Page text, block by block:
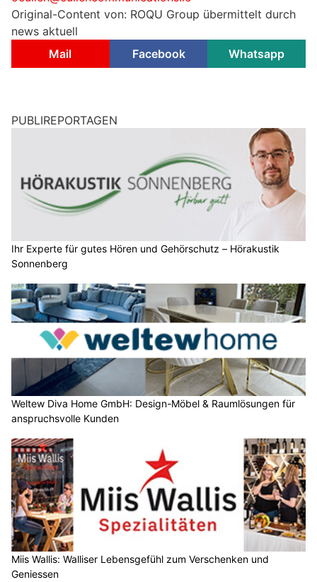
Original-Content von: ROQU Group übermittelt durch
news aktuell
Mail
Facebook Whatsapp
PUBLIREPORTAGEN
Ihr Experte für gutes Hören und Gehörschutz – Hörakustik
Sonnenberg
Weltew Diva Home GmbH: Design-Möbel & Raumlösungen für
anspruchsvolle Kunden
Miis Wallis: Walliser Lebensgefühl zum Verschenken und
Geniessen